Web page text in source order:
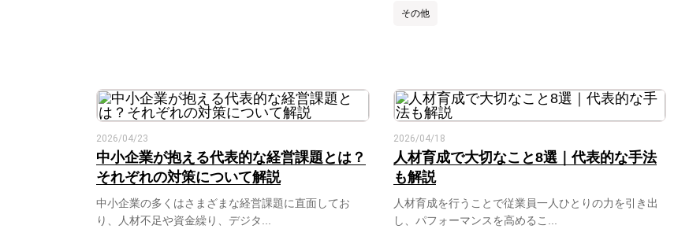
その他
2026/04/23
中小企業が抱える代表的な経営課題とは？
それぞれの対策について解説
中小企業の多くはさまざまな経営課題に直面してお
り、人材不足や資金繰り、デジタ...
2026/04/18
人材育成で大切なこと8選｜代表的な手法
も解説
人材育成を行うことで従業員一人ひとりの力を引き出
し、パフォーマンスを高めるこ...